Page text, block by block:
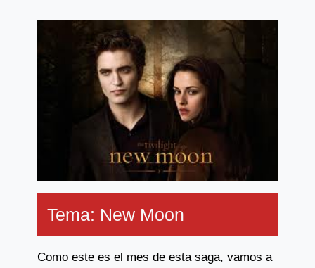
Tema: New Moon
Como este es el mes de esta saga, vamos a